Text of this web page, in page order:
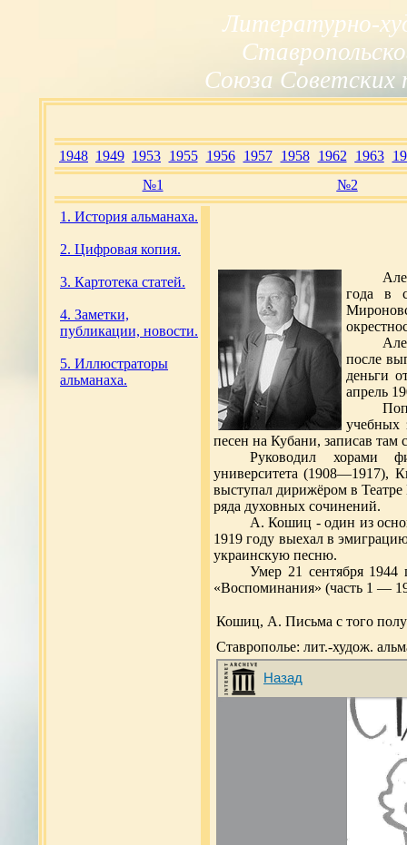
Литературно-
Союза Советских
1948 1949 1953 1955 1956 1957 1958 1962 1963
№1
№2
1. История альманаха.
2. Цифровая копия.
3. Картотека статей.
4. Заметки,
публикации, новости.
5. Иллюстраторы
альманаха.
года в
после
деньги
апрель
учебных
песен на Кубани, записав там
Руководил хорами
университета (1908—1917),
выступал дирижёром в
ряда духовных сочинений.
А. Кошиц - один из
1919 году выехал в
украинскую песню.
Умер 21 сентября
«Воспоминания» (часть 1 —
Кошиц, А. Письма с того
Ставрополье: лит.-худож.